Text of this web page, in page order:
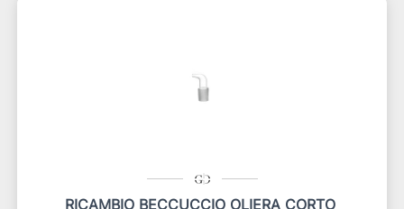
RICAMBIO BECCUCCIO OLIERA CORTO